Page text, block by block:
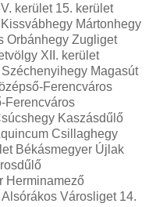
kerület 15. kerület
Mártonhegy
Orbánhegy Zugliget
XII. kerület
Magasút
Ferencváros
Ferencváros
Kaszásdűlő
Csillaghegy
Békásmegyer Újlak
Herminamező
Városliget 14.